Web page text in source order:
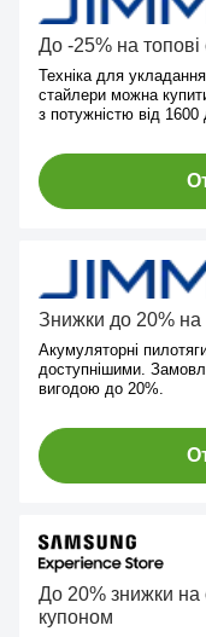
До -25% на
Техніка для
стайлери можна
з потужністю від
Знижки до 20% на
Акумуляторні
доступнішими.
вигодою до 20%.
До 20% знижки на
купоном